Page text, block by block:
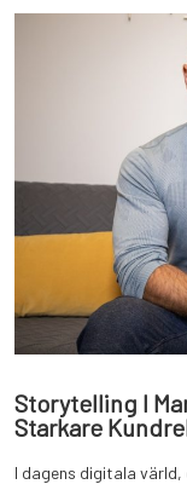
Storytelling I
Starkare
I dagens digitala